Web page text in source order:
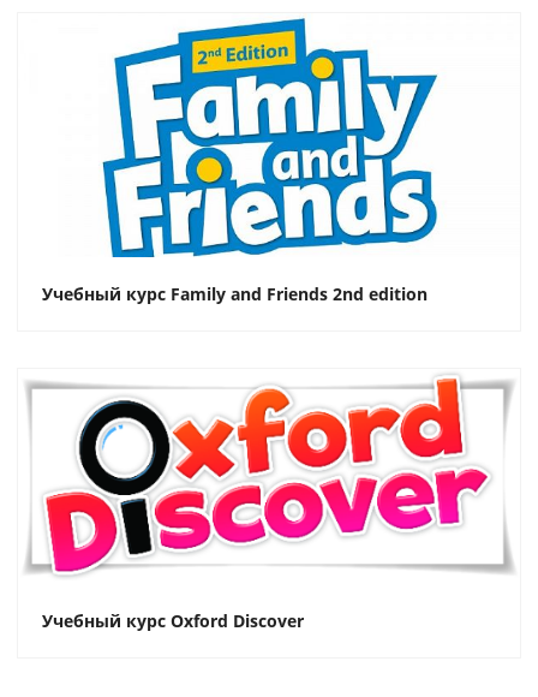
Учебный курс Family and Friends 2nd edition
Учебный курс Oxford Discover